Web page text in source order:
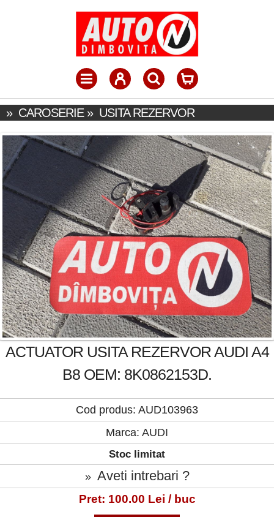
» CAROSERIE» USITA REZERVOR
ACTUATOR USITA REZERVOR AUDI A4
B8 OEM: 8K0862153D.
Cod produs: AUD103963
Marca: AUDI
Stoc limitat
» Aveti intrebari ?
Pret: 100.00 Lei / buc